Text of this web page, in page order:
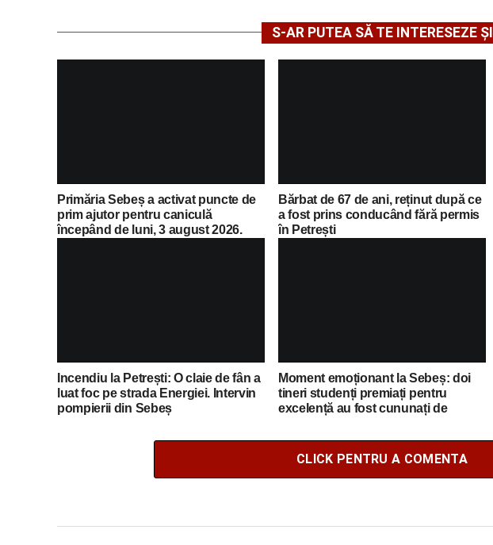
S-AR PUTEA SĂ TE INTERESEZE ȘI
Primăria Sebeș a activat puncte de
prim ajutor pentru caniculă
începând de luni, 3 august 2026.
Bărbat de 67 de ani, reținut după ce
a fost prins conducând fără permis
în Petrești
Incendiu la Petrești: O claie de fân a
luat foc pe strada Energiei. Intervin
pompierii din Sebeș
Moment emoționant la Sebeș: doi
tineri studenți premiați pentru
excelență au fost cununați de
CLICK PENTRU A COMENTA